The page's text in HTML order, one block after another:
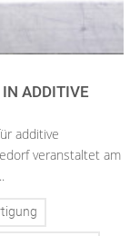
ADDITIVE
additive
veranstaltet am